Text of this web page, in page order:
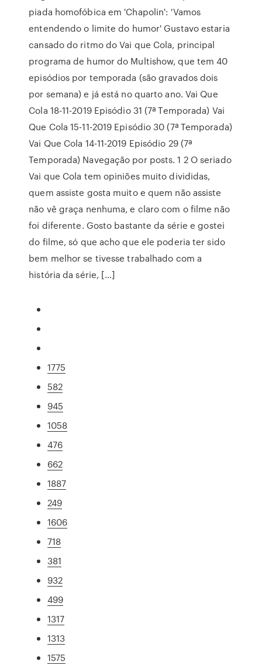
piada homofóbica em 'Chapolin': 'Vamos
entendendo o limite do humor' Gustavo estaria
cansado do ritmo do Vai que Cola, principal
programa de humor do Multishow, que tem 40
episódios por temporada (são gravados dois
por semana) e já está no quarto ano. Vai Que
Cola 18-11-2019 Episódio 31 (7ª Temporada) Vai
Que Cola 15-11-2019 Episódio 30 (7ª Temporada)
Vai Que Cola 14-11-2019 Episódio 29 (7ª
Temporada) Navegação por posts. 1 2 O seriado
Vai que Cola tem opiniões muito divididas,
quem assiste gosta muito e quem não assiste
não vê graça nenhuma, e claro com o filme não
foi diferente. Gosto bastante da série e gostei
do filme, só que acho que ele poderia ter sido
bem melhor se tivesse trabalhado com a
história da série, […]
1775
582
945
1058
476
662
1887
249
1606
718
381
932
499
1317
1313
1575